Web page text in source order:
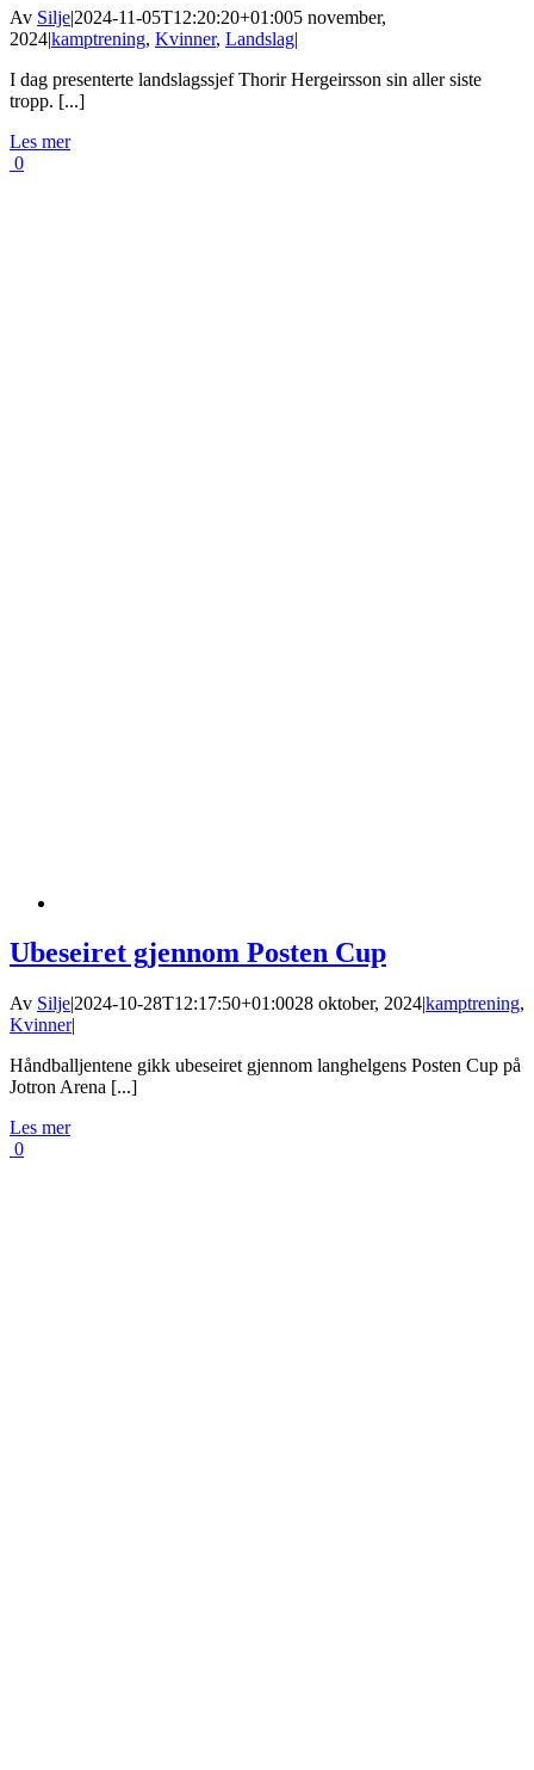
Av Silje|2024-11-05T12:20:20+01:005 november,
2024|kamptrening, Kvinner, Landslag|
I dag presenterte landslagssjef Thorir Hergeirsson sin aller siste
tropp. [...]
Les mer
0
Ubeseiret gjennom Posten Cup
Av Silje|2024-10-28T12:17:50+01:0028 oktober, 2024|kamptrening,
Kvinner|
Håndballjentene gikk ubeseiret gjennom langhelgens Posten Cup på
Jotron Arena [...]
Les mer
0